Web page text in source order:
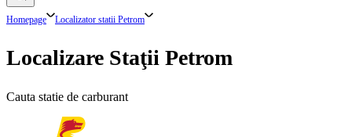
Homepage Localizator statii Petrom
Localizare Staţii Petrom
Cauta statie de carburant